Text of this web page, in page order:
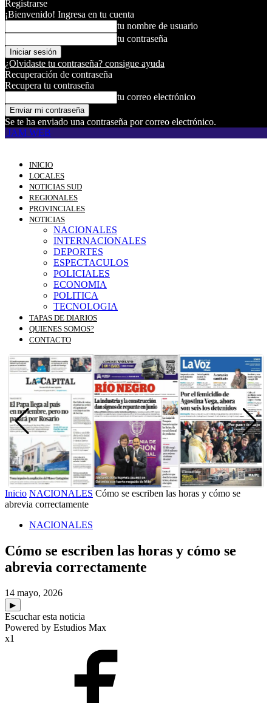
Registrarse
¡Bienvenido! Ingresa en tu cuenta
tu nombre de usuario
tu contraseña
¿Olvidaste tu contraseña? consigue ayuda
Recuperación de contraseña
Recupera tu contraseña
tu correo electrónico
Se te ha enviado una contraseña por correo electrónico.
JAM WEB
INICIO
LOCALES
NOTICIAS SUD
REGIONALES
PROVINCIALES
NOTICIAS
NACIONALES
INTERNACIONALES
DEPORTES
ESPECTACULOS
POLICIALES
ECONOMIA
POLITICA
TECNOLOGIA
TAPAS DE DIARIOS
QUIENES SOMOS?
CONTACTO
Inicio NACIONALES Cómo se escriben las horas y cómo se
abrevia correctamente
NACIONALES
Cómo se escriben las horas y cómo se
abrevia correctamente
14 mayo, 2026
▶
Escuchar esta noticia
Powered by Estudios Max
x1